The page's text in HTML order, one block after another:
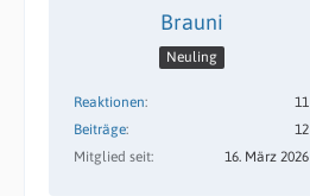
Brauni
Neuling
Reaktionen
11
Beiträge
12
Mitglied seit
16. März 2026